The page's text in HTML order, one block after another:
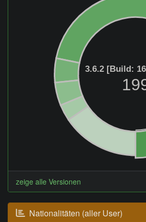
3.6.2 [Build:
zeige alle Versionen
Nationalitäten (aller User)